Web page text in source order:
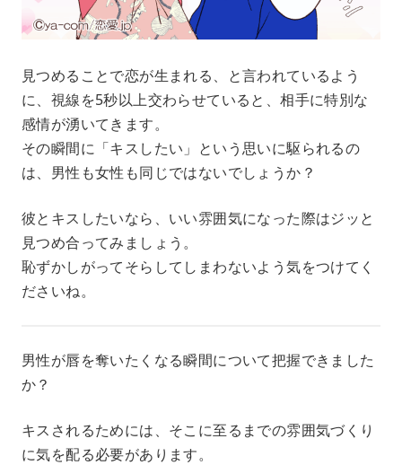
見つめることで恋が生まれる、と言われているよう
に、視線を5秒以上交わらせていると、相手に特別な
感情が湧いてきます。
その瞬間に「キスしたい」という思いに駆られるの
は、男性も女性も同じではないでしょうか？
彼とキスしたいなら、いい雰囲気になった際はジッと
見つめ合ってみましょう。
恥ずかしがってそらしてしまわないよう気をつけてく
ださいね。
男性が唇を奪いたくなる瞬間について把握できました
か？
キスされるためには、そこに至るまでの雰囲気づくり
に気を配る必要があります。